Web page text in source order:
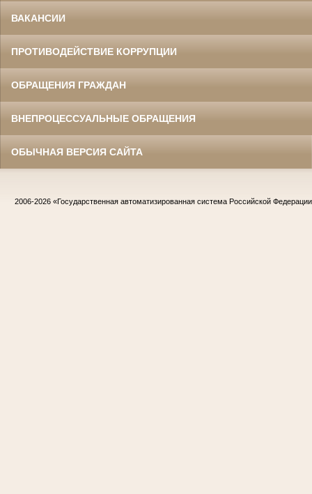
ВАКАНСИИ
ПРОТИВОДЕЙСТВИЕ КОРРУПЦИИ
ОБРАЩЕНИЯ ГРАЖДАН
ВНЕПРОЦЕССУАЛЬНЫЕ ОБРАЩЕНИЯ
ОБЫЧНАЯ ВЕРСИЯ САЙТА
2006-2026 «Государственная автоматизированная система Российской